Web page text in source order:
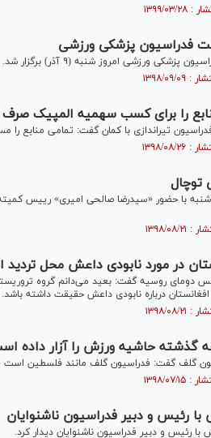
فدراسیون پزشکی ورزشی
ورزشی امروز شنبه (۹ آذر) برگزار شد.
با حضور «سیدرضا صالحی امیری» رییس
در مورد نابودی داعش محل
دومای روسیه گفت: بعید می‌دانم گروه
درباره نابودی داعش حقیقت داشته باشد.
گلف گفت: فدراسیون گلف مانند فلسطین است و
با رئیس و دبیر فدراسیون ناشنوایان
رئیس و دبیر فدراسیون ناشنوایان دیدار کرد.